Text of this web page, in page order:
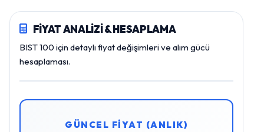
FİYAT ANALİZİ & HESAPLAMA
BIST 100 için detaylı fiyat değişimleri ve alım gücü
hesaplaması.
GÜNCEL FİYAT (ANLIK)